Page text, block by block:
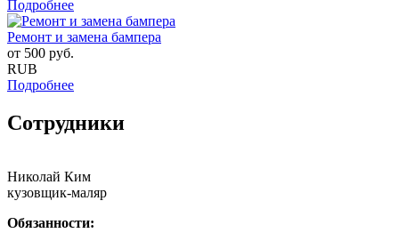
Подробнее
Ремонт и замена бампера
от 500 руб.
RUB
Подробнее
Сотрудники
Николай Ким
кузовщик-маляр
Обязанности: